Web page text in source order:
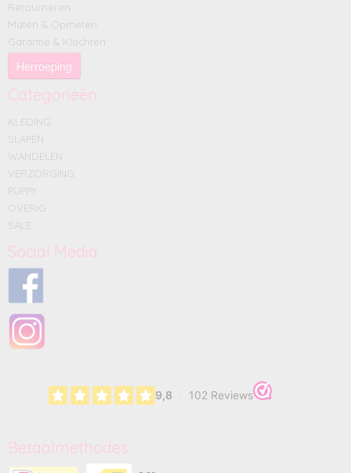
Retourneren
Maten & Opmeten
Garantie & Klachten
Herroeping
Categorieën
KLEDING
SLAPEN
WANDELEN
VERZORGING
PUPPY
OVERIG
SALE
Social Media
Betaalmethodes